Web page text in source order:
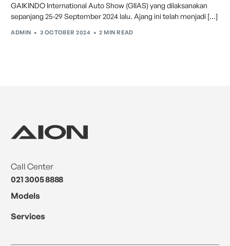
GAIKINDO International Auto Show (GIIAS) yang dilaksanakan
sepanjang 25-29 September 2024 lalu. Ajang ini telah menjadi […]
ADMIN 3 OCTOBER 2024 2 MIN READ
Call Center
021 3005 8888
Models
Services